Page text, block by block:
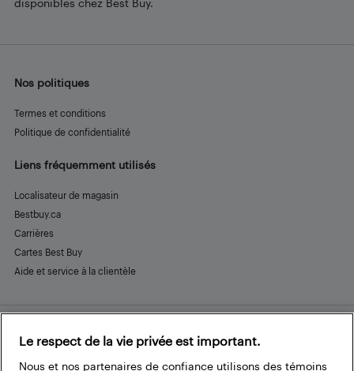
disponibles chez Best Buy.
Nos politiques
Termes et conditions
Politique de confidentialité
Liens fréquemment utilisés
Localisateur de magasin
Bestbuy.ca
Carrières
Cartes Best Buy
Aide et service à la clientèle
Restez connecté
FacebookInstagram
PinterestLinkedInYouTube
Le respect de la vie privée est important.
Nous et nos partenaires de confiance utilisons des témoins